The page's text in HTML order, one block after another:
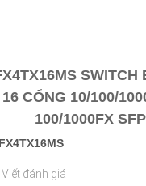
SWITCH
CỔNG 10/100/
100/1000FX SFP
Viết đánh giá